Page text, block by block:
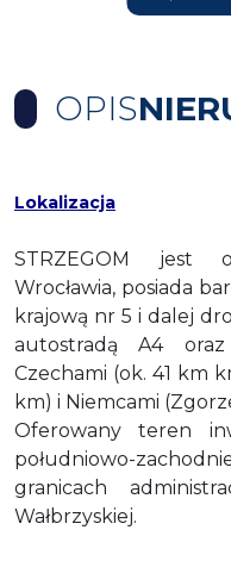
OPIS
Lokalizacja
STRZEGOM
Wrocławia, posiada
krajową nr 5 i dalej
autostradą A4
Czechami (ok. 41 km
km) i Niemcami
Oferowany teren
południowo-
granicach
Wałbrzyskiej.